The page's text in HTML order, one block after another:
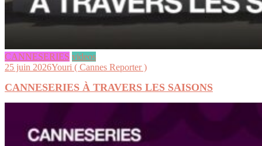
CANNESERIES videos
25 juin 2026Youri ( Cannes Reporter )
CANNESERIES À TRAVERS LES SAISONS